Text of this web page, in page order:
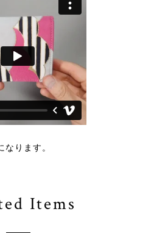
ります。
Items